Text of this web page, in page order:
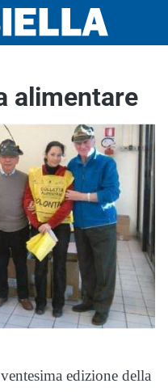
alimentare
edizione della